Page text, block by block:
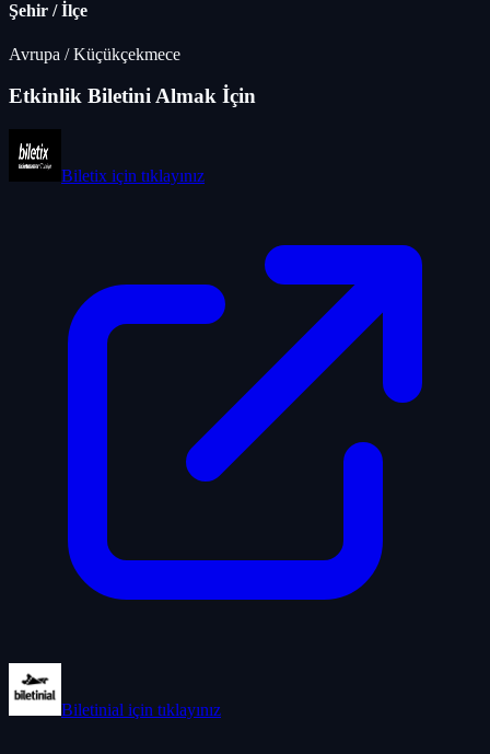
Şehir / İlçe
Avrupa /Küçükçekmece
Etkinlik Biletini Almak İçin
Biletix için tıklayınız
Biletinial için tıklayınız